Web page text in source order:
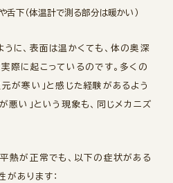
舌下（体温計で測る部分は暖かい）
に、表面は温かくても、体の奥深
際に起こっているのです。多くの
が寒い」と感じた経験があるよう
悪い」という現象も、同じメカニズ
平熱が正常でも、以下の症状がある
あります：